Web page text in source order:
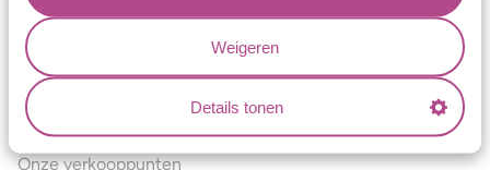
Weigeren
Details tonen
Conflictvrije Materialen
Oneindig veel mogelijkheden
Kwaliteit
Juweliers & Contact
Onze verkooppunten